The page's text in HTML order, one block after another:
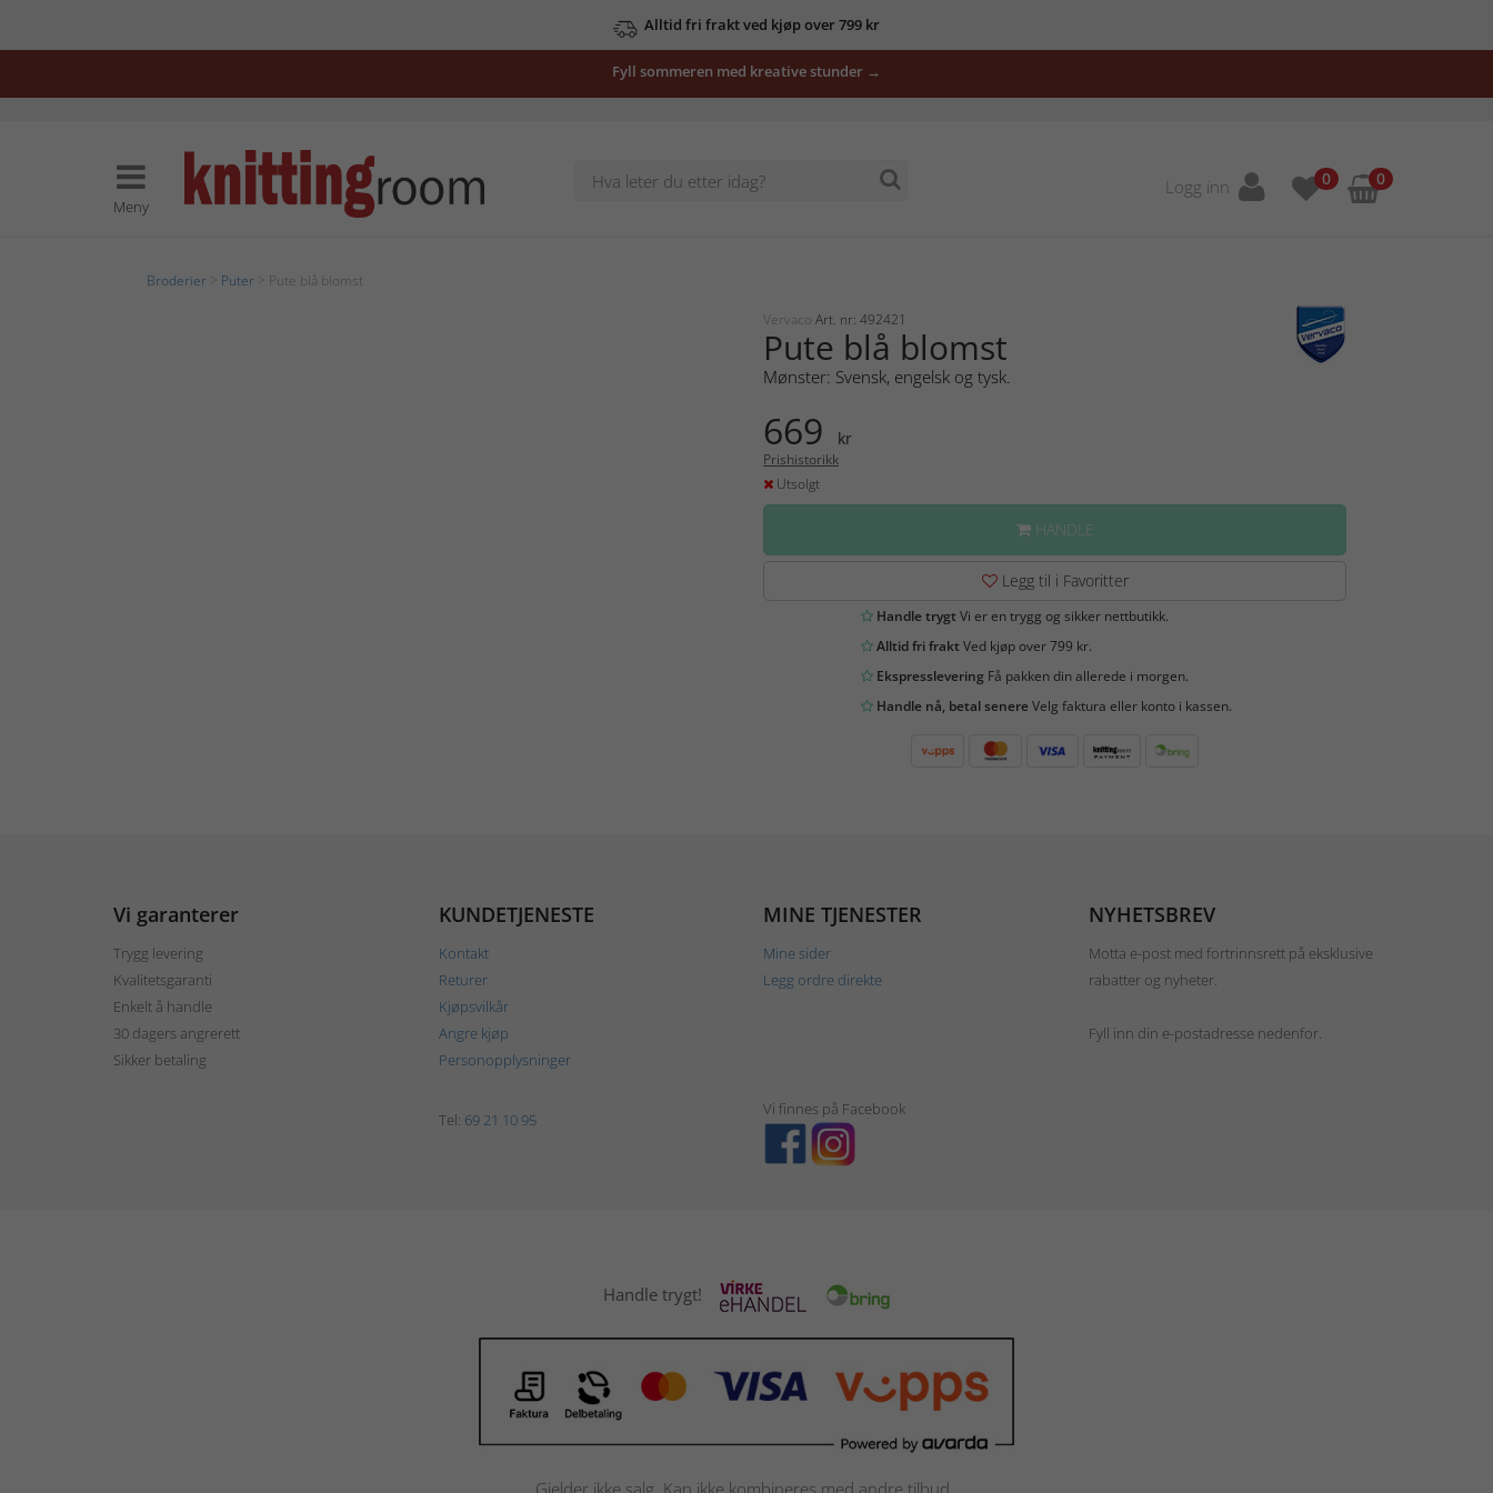
Alltid fri frakt ved kjøp over 799 kr
Fyll sommeren med kreative stunder →
Meny
Logg inn 0 0
Broderier Puter > Pute blå blomst
Vervaco Art. nr: 492421
Pute blå blomst
Mønster: Svensk, engelsk og tysk.
669 kr
Prishistorikk
Utsolgt
HANDLE
Legg til i Favoritter
Handle trygtVi er en trygg og sikker nettbutikk.
Alltid fri fraktVed kjøp over 799 kr.
EkspressleveringFå pakken din allerede i morgen.
Handle nå, betal senereVelg faktura eller konto i kassen.
Vi garanterer
Trygg levering
Kvalitetsgaranti
Enkelt å handle
30 dagers angrerett
Sikker betaling
KUNDETJENESTE
Kontakt
Returer
Kjøpsvilkår
Angre kjøp
Personopplysninger
MINE TJENESTER
Mine sider
Legg ordre direkte
NYHETSBREV
Motta e-post med fortrinnsrett på eksklusive
rabatter og nyheter.
Fyll inn din e-postadresse nedenfor.
Tel: 69 21 10 95
Vi finnes på Facebook
Handle trygt!
Gjelder ikke salg. Kan ikke kombineres med andre tilbud.